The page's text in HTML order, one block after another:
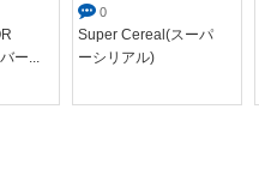
ー...
0
Super Cereal(スーパ
ーシリアル)